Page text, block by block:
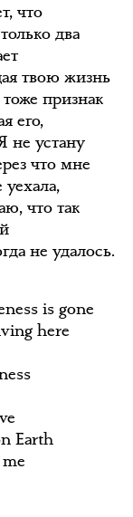
что
два
твою жизнь
признак
его,
не устану
что мне
что так
не удалось.
is gone
here
Earth